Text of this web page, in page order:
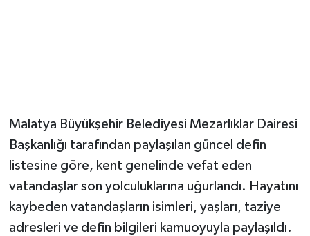
Malatya Büyükşehir Belediyesi Mezarlıklar Dairesi
Başkanlığı tarafından paylaşılan güncel defin
listesine göre, kent genelinde vefat eden
vatandaşlar son yolculuklarına uğurlandı. Hayatını
kaybeden vatandaşların isimleri, yaşları, taziye
adresleri ve defin bilgileri kamuoyuyla paylaşıldı.